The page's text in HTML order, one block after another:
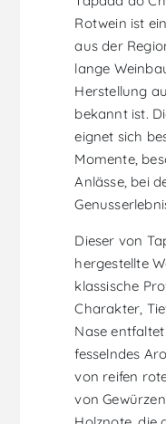
Rotwein ist
aus der
lange
Herstellung
bekannt ist.
eignet sich
Momente,
Anlässe, bei
Dieser von
hergestellte
klassische
Charakter,
Nase
fesselndes
von reifen
von